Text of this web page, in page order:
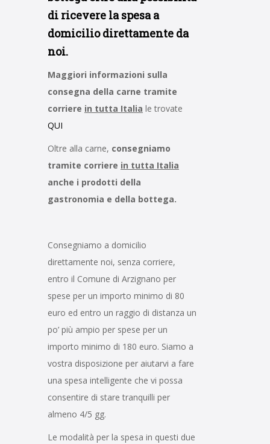
di ricevere la spesa a
domicilio direttamente da
noi.
Maggiori informazioni sulla
consegna della carne tramite
corriere in tutta Italia le trovate
QUI
Oltre alla carne, consegniamo
tramite corriere in tutta Italia
anche i prodotti della
gastronomia e della bottega.
Consegniamo a domicilio
direttamente noi, senza corriere,
entro il Comune di Arzignano per
spese per un importo minimo di 80
euro ed entro un raggio di distanza un
po’ più ampio per spese per un
importo minimo di 180 euro. Siamo a
vostra disposizione per aiutarvi a fare
una spesa intelligente che vi possa
consentire di stare tranquilli per
almeno 4/5 gg.
Le modalità per la spesa in questi due